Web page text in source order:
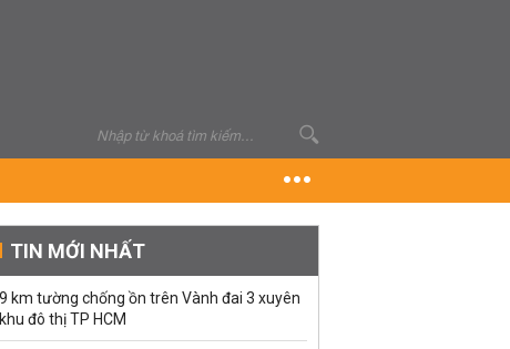
TIN MỚI NHẤT
9 km tường chống ồn trên Vành đai 3 xuyên
khu đô thị TP HCM